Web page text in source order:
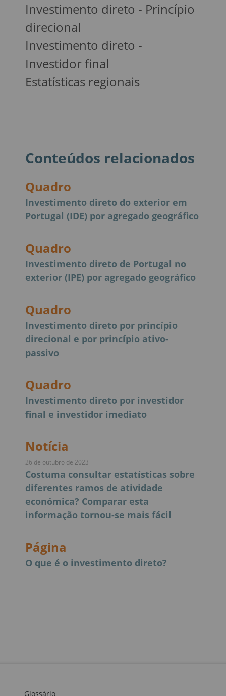
Investimento direto - Princípio
direcional
Investimento direto -
Investidor final
Estatísticas regionais
Conteúdos relacionados
Quadro
Investimento direto do exterior em
Portugal (IDE) por agregado geográfico
Quadro
Investimento direto de Portugal no
exterior (IPE) por agregado geográfico
Quadro
Investimento direto por princípio
direcional e por princípio ativo-
passivo
Quadro
Investimento direto por investidor
final e investidor imediato
Notícia
26 de outubro de 2023
Costuma consultar estatísticas sobre
diferentes ramos de atividade
económica? Comparar esta
informação tornou-se mais fácil
Página
O que é o investimento direto?
Glossário